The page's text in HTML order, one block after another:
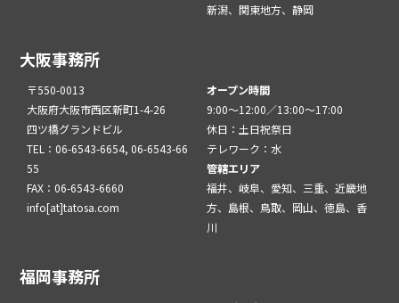
新潟、関東地方、静岡
大阪事務所
〒550-0013
大阪府大阪市西区新町1-4-26
四ツ橋グランドビル
TEL：06-6543-6654, 06-6543-66
55
FAX：06-6543-6660
info[at]tatosa.com
オープン時間
9:00～12:00／13:00～17:00
休日：土日祝祭日
テレワーク：水
管轄エリア
福井、岐阜、愛知、三重、近畿地
方、島根、鳥取、岡山、徳島、香
川
福岡事務所